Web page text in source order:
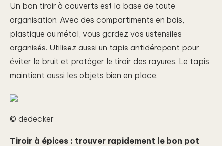
Un bon tiroir à couverts est la base de toute
organisation. Avec des compartiments en bois,
plastique ou métal, vous gardez vos ustensiles
organisés. Utilisez aussi un tapis antidérapant pour
éviter le bruit et protéger le tiroir des rayures. Le tapis
maintient aussi les objets bien en place.
© dedecker
Tiroir à épices : trouver rapidement le bon pot